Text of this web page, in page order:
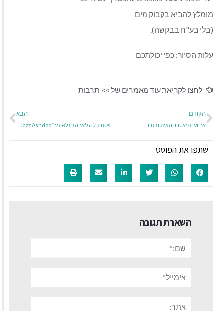
מומלץ להביא בקבוק מים
(בלי בע"ח בבקשה).
עלות הסיור: כפי יכולתכם
לחצו לקריאת עוד מאמרים של >> תרבות
הקודם
אירועי תיאטרון האינקובטור
הבא
שתפו את הפוסט
השארת תגובה